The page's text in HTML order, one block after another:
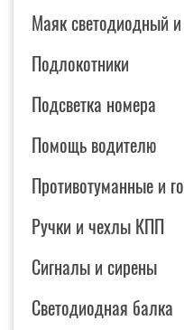
Маяк светодиодный
Подлокотники
Подсветка номера
Помощь водителю
Противотуманные и
Ручки и чехлы КПП
Сигналы и сирены
Светодиодная балка